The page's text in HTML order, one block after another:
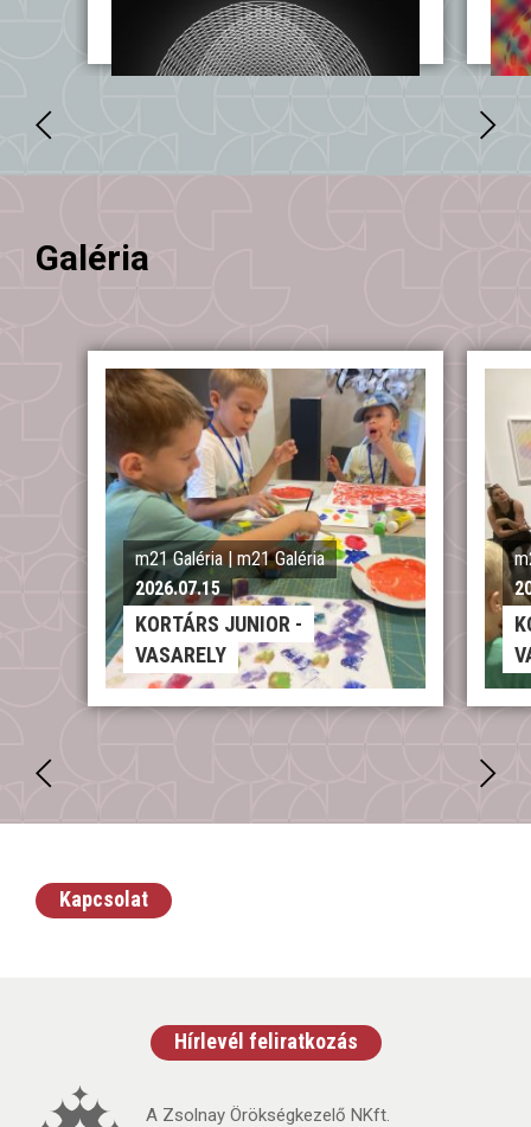
Galéria
m21 Galéria | m21 Galéria
2026.07.15
KORTÁRS JUNIOR -
VASARELY
Kapcsolat
Hírlevél feliratkozás
A Zsolnay Örökségkezelő NKft.